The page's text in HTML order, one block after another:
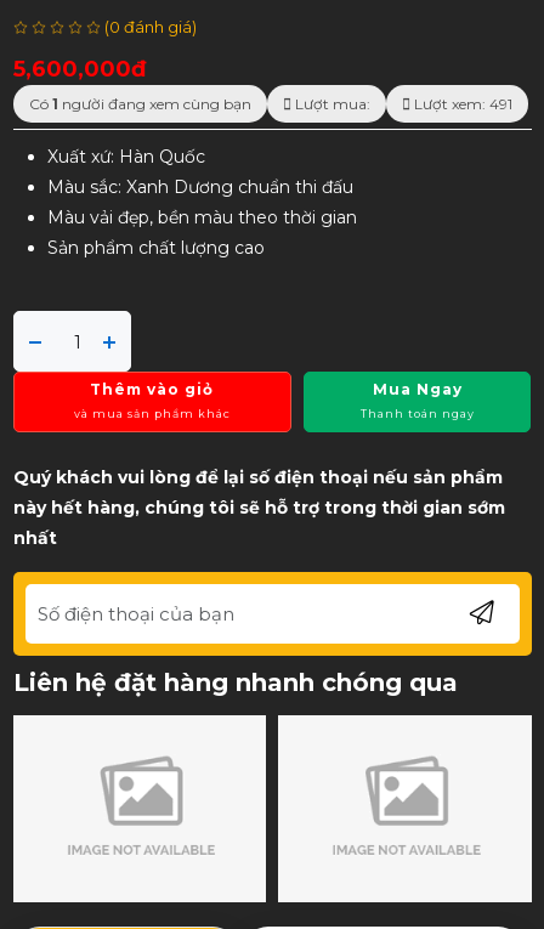
(0 đánh giá)
5,600,000đ
Có 1 người đang xem cùng bạn Lượt mua: Lượt xem: 491
Xuất xứ: Hàn Quốc
Màu sắc: Xanh Dương chuẩn thi đấu
Màu vải đẹp, bền màu theo thời gian
Sản phẩm chất lượng cao
Thêm vào giỏ
và mua sản phẩm khác
Mua Ngay
Thanh toán ngay
Quý khách vui lòng để lại số điện thoại nếu sản phẩm
này hết hàng, chúng tôi sẽ hỗ trợ trong thời gian sớm
nhất
Liên hệ đặt hàng nhanh chóng qua